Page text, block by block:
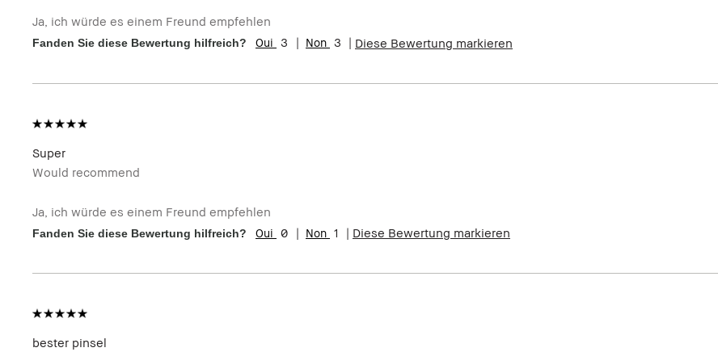
Hauttyp
Normal
Hautton
Mittel - Dunkel
Produktvorteile
Einsteigerprodukt, Rasche Ergebnisse
Ja, ich würde es einem Freund empfehlen
Fanden Sie diese Bewertung hilfreich? 3 3 Diese Bewertung markieren
Super
Would recommend
Ja, ich würde es einem Freund empfehlen
Fanden Sie diese Bewertung hilfreich? 0 1 Diese Bewertung markieren
bester pinsel